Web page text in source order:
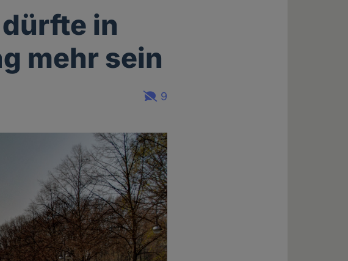
in
mehr sein
9